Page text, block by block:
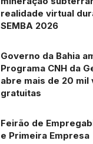
realidade virtual
SEMBA 2026
Governo da Bahia
Programa CNH da
abre mais de 20 mil
gratuitas
Feirão de
e Primeira Empresa